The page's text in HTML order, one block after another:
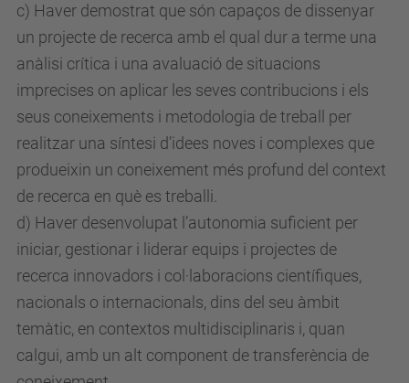
c) Haver demostrat que són capaços de dissenyar
un projecte de recerca amb el qual dur a terme una
anàlisi crítica i una avaluació de situacions
imprecises on aplicar les seves contribucions i els
seus coneixements i metodologia de treball per
realitzar una síntesi d’idees noves i complexes que
produeixin un coneixement més profund del context
de recerca en què es treballi.
d) Haver desenvolupat l’autonomia suficient per
iniciar, gestionar i liderar equips i projectes de
recerca innovadors i col·laboracions científiques,
nacionals o internacionals, dins del seu àmbit
temàtic, en contextos multidisciplinaris i, quan
calgui, amb un alt component de transferència de